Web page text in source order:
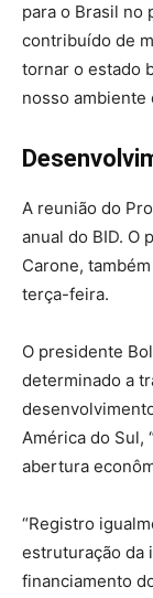
para o Brasil no
contribuído de
tornar o estado
nosso ambiente
A reunião do
anual do BID. O
Carone,
terça-feira.
O presidente
determinado a
América do Sul,
abertura
“Registro
estruturação da
financiamento